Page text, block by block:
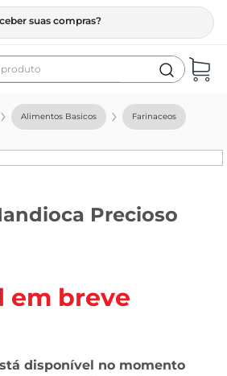
suas compras?
Alimentos Basicos Farinaceos
Precioso
em breve